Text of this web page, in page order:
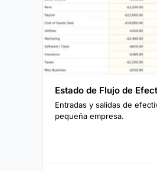
Estado de Flujo de
Entradas y salidas de
pequeña empresa.